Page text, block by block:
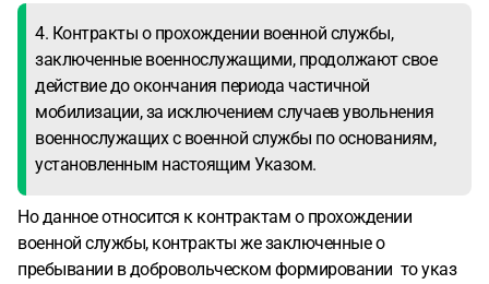
4. Контракты о прохождении военной службы,
заключенные военнослужащими, продолжают свое
действие до окончания периода частичной
мобилизации, за исключением случаев увольнения
военнослужащих с военной службы по основаниям,
установленным настоящим Указом.
Но данное относится к контрактам о прохождении
военной службы, контракты же заключенные о
пребывании в добровольческом формировании то указ